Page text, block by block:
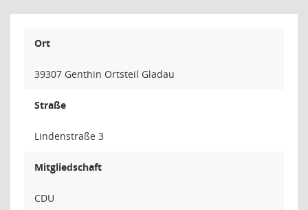
Ort
39307 Genthin Ortsteil Gladau
Straße
Lindenstraße 3
Mitgliedschaft
CDU